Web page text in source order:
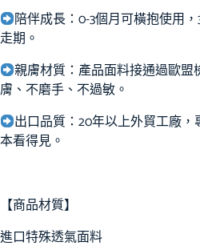
陪伴成長：0-3個月可橫抱使用
走期。
親膚材質：產品面料接通過歐
膚、不磨手、不過敏。
出口品質：20年以上外貿工廠
本看得見。
【商品材質】
進口特殊透氣面料